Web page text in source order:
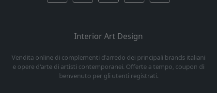
Interior Art Design
Vendita online di complementi d'arredo dei principali brands italiani
e opere d'arte di artisti contemporanei. Offerte a tempo, coupon di
benvenuto per gli utenti registrati.